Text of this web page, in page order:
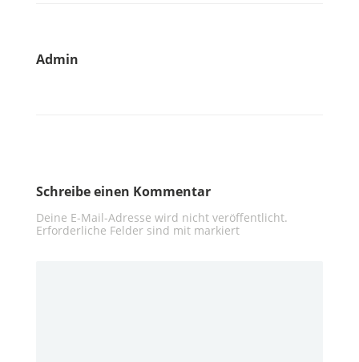
Admin
Schreibe einen Kommentar
Deine E-Mail-Adresse wird nicht veröffentlicht.
Erforderliche Felder sind mit markiert